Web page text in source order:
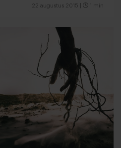
22 augustus 2015 1 min